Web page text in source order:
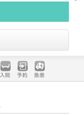
入院 予約 急患